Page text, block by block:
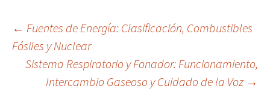
Navegación
de
← Fuentes de Energía: Clasificación, Combustibles
Fósiles y Nuclear
Sistema Respiratorio y Fonador: Funcionamiento,
Intercambio Gaseoso y Cuidado de la Voz →